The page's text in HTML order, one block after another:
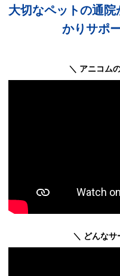
大切なペットの通
かりサポ
＼ アニコム
＼ どんなサ